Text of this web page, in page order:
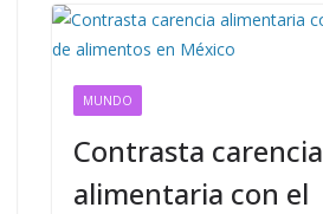
MUNDO
Contrasta carencia
alimentaria con el